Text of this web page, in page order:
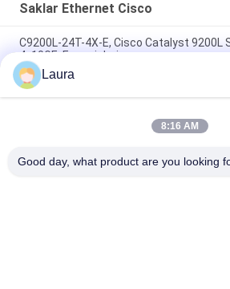
Saklar Ethernet Cisco
C9200L-24T-4X-E, Cisco Catalyst 9200L
4x10GE, Esensi Jaringan
C9300L-24T-4G-E, Saklar Cisco Catalyst
24x1G/4x1G SFP/Hanya Data
C9500-48Y4C-A, Cisco Catalyst 9500
Laura
8:16 AM
Good day, what product are you looking